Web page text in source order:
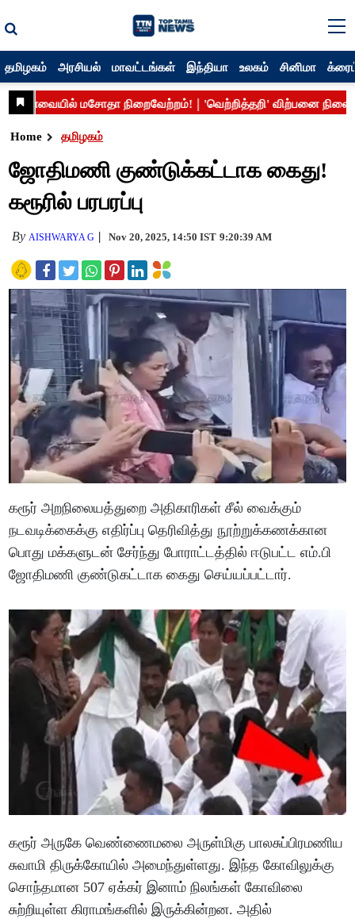
தமிழகம் அரசியல் மாவட்டங்கள் இந்தியா உலகம் சினிமா
Home தமிழகம்
ஜோதிமணி குண்டுக்கட்டாக கைது!
கரூரில் பரபரப்பு
By AISHWARYA G Nov 20, 2025, 14:50 IST 9:20:39 AM
கரூர் அறநிலையத்துறை அதிகாரிகள் சீல் வைக்கும்
நடவடிக்கைக்கு எதிர்ப்பு தெரிவித்து நூற்றுக்கணக்கான
பொது மக்களுடன் சேர்ந்து போராட்டத்தில் ஈடுபட்ட எம்.பி
ஜோதிமணி குண்டுகட்டாக கைது செய்யப்பட்டார்.
கரூர் அருகே வெண்ணைமலை அருள்மிகு பாலசுப்பிரமணிய
சுவாமி திருக்கோயில் அமைந்துள்ளது. இந்த கோவிலுக்கு
சொந்தமான 507 ஏக்கர் இனாம் நிலங்கள் கோவிலை
சுற்றியுள்ள கிராமங்களில் இருக்கின்றன. அதில்